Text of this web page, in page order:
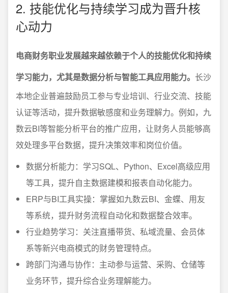
2. 技能优化与持续学习成为晋升核
心动力
电商财务职业发展越来越依赖于个人的技能优化和持续
学习能力，尤其是数据分析与智能工具应用能力。 长沙
本地企业普遍鼓励员工参与专业培训、行业交流、技能
认证等活动，提升数据敏感度和业务理解力。例如，九
数云BI等智能分析平台的推广应用，让财务人员能够高
效处理多平台数据，提升决策效率和岗位价值。
数据分析能力：学习SQL、Python、Excel高级应用
等工具，提升自主数据建模和报表自动化能力。
ERP与BI工具实操：掌握如九数云BI、金蝶、用友
等系统，提升财务流程自动化和数据整合效率。
行业趋势学习：关注直播带货、私域流量、会员体
系等新兴电商模式的财务管理特点。
跨部门沟通与协作：主动参与运营、采购、仓储等
业务环节，提升综合业务理解能力。